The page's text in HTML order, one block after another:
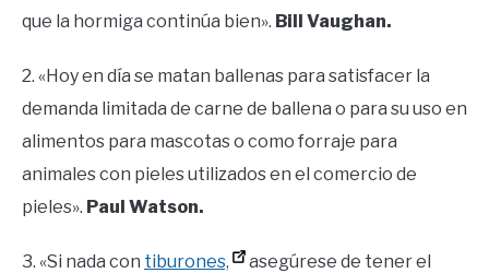
que la hormiga continúa bien». Bill Vaughan.
2. «Hoy en día se matan ballenas para satisfacer la
demanda limitada de carne de ballena o para su uso en
alimentos para mascotas o como forraje para
animales con pieles utilizados en el comercio de
pieles». Paul Watson.
3. «Si nada con tiburones,
asegúrese de tener el